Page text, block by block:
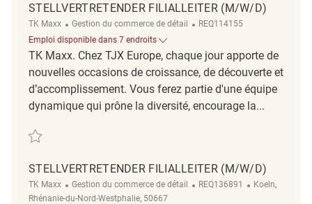
STELLVERTRETENDER FILIALLEITER (M/W/D)
TK Maxx Catégorie
Gestion du commerce de détail ReqId
REQ114155
Emploi disponible dans 7 endroits
TK Maxx. Chez TJX Europe, chaque jour apporte de
nouvelles occasions de croissance, de découverte et
d’accomplissement. Vous ferez partie d'une équipe
dynamique qui prône la diversité, encourage la...
Sauvegarder Stellvertretender Filialleiter (m/w/d) REQ114155
STELLVERTRETENDER FILIALLEITER (M/W/D)
TK Maxx Catégorie
Gestion du commerce de détail ReqId
REQ136891 Emplacement
Koeln,
Rhénanie-du-Nord-Westphalie, 50667